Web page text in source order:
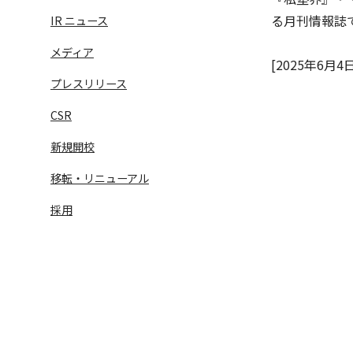
IR ニュース
メディア
プレスリリース
CSR
新規開校
移転・リニューアル
採用
る月刊情報誌
[2025年6月4